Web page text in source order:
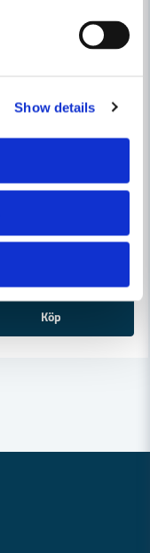
Show details
Hålkälsfräs D=50 L=33
1 747 kr
kr
Köp